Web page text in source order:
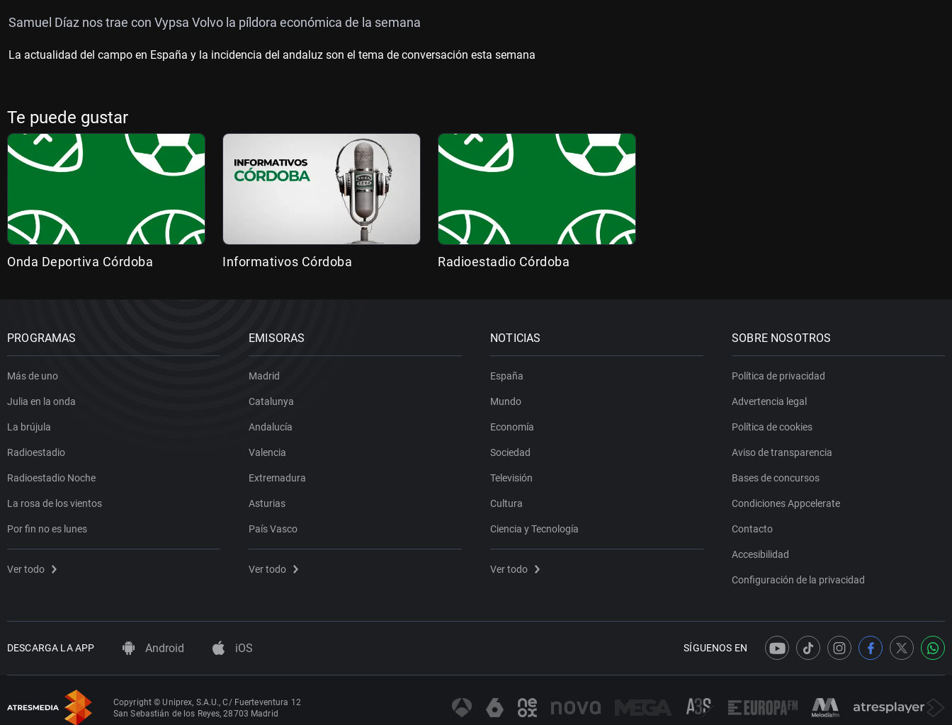
Samuel Díaz nos trae con Vypsa Volvo la píldora económica de la semana
La actualidad del campo en España y la incidencia del andaluz son el tema de conversación esta semana
Te puede gustar
Onda Deportiva Córdoba Informativos Córdoba Radioestadio Córdoba
PROGRAMAS
Más de uno
Julia en la onda
La brújula
Radioestadio
Radioestadio Noche
La rosa de los vientos
Por fin no es lunes
Ver todo
EMISORAS
Madrid
Catalunya
Andalucía
Valencia
Extremadura
Asturias
País Vasco
Ver todo
NOTICIAS
España
Mundo
Economía
Sociedad
Televisión
Cultura
Ciencia y Tecnología
Ver todo
SOBRE NOSOTROS
Política de privacidad
Advertencia legal
Política de cookies
Aviso de transparencia
Bases de concursos
Condiciones Appcelerate
Contacto
Accesibilidad
Configuración de la privacidad
DESCARGA LA APP Android iOS SÍGUENOS EN
Copyright © Uniprex, S.A.U., C/ Fuerteventura 12
San Sebastián de los Reyes, 28703 Madrid